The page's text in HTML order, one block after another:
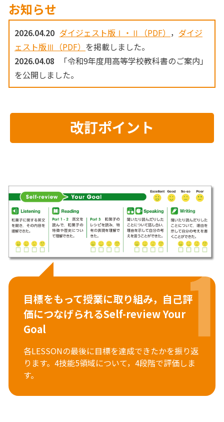
お知らせ
2026.04.20 ダイジェスト版Ⅰ・Ⅱ（PDF） ， ダイジ
ェスト版Ⅲ（PDF） を掲載しました。
2026.04.08
「令和9年度用高等学校教科書のご案内」
を公開しました。
改訂ポイント
目標をもって授業に取り組み， 自己評
価につなげられるSelf-review Your
Goal
各LESSONの最後に目標を達成できたかを振り返
ります。4技能5領域について，4段階で評価しま
す。